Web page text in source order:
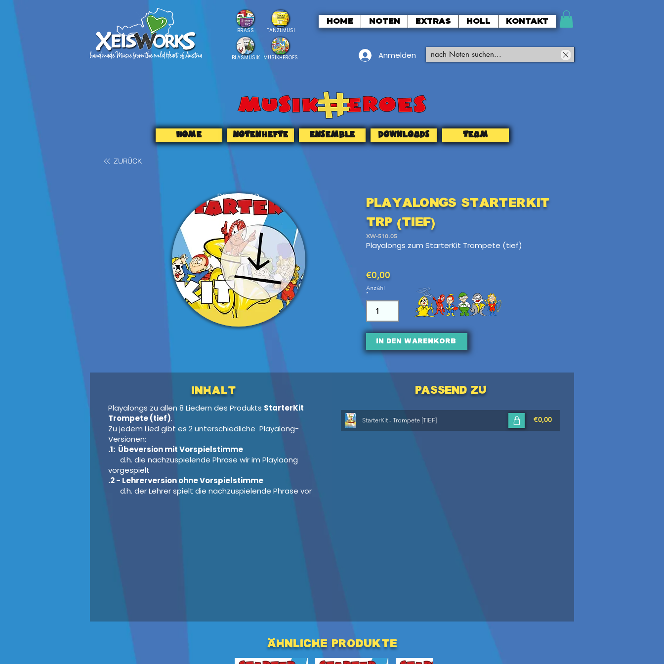
BRASS
BLASMUSIK
TANZLMUSI
MUSIKHEROES
HOME NOTEN EXTRAS HOLL KONTAKT
Anmelden
HOME NOTENHEFTE ENSEMBLE DOWNLOADS TEAM
ZURÜCK
DOWNLOAD
Playalongs StarterKit
TRP (tief)
XW-510.05
Playalongs zum StarterKit Trompete (tief)
€0,00
Anzahl
In den Warenkorb
Inhalt
Playalongs zu allen 8 Liedern des Produkts StarterKit
Trompete (tief).
Zu jedem Lied gibt es 2 unterschiedliche Playalong-
Versionen:
.1: Übeversion mit Vorspielstimme
d.h. die nachzuspielende Phrase wir im Playlaong
vorgespielt
.2 - Lehrerversion ohne Vorspielstimme
d.h. der Lehrer spielt die nachzuspielende Phrase vor
passend zu
StarterKit - Trompete [TIEF] €0,00
ähnliche produkte